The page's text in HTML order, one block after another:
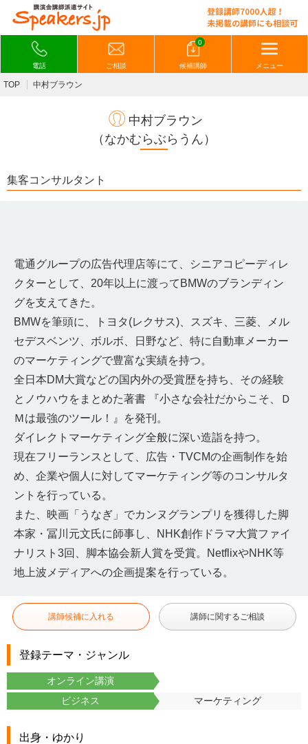
電話 ご相談
0
候補講師 メニュー
TOP 中村ブラウン
中村ブラウン
（なかむらぶらうん）
集客コンサルタント
電通グループの広告代理店等にて、シニアコピーディレ
クターとして、20年以上に渡ってBMWのブランディン
グを支えてきた。
BMWを筆頭に、トヨタ(レクサス)、スズキ、三菱、メル
セデスベンツ、ボルボ、日野など、特に自動車メーカー
のマーケティングで豊富な実績を持つ。
全日本DM大賞などの国内外の受賞歴を持ち、その経験
とノウハウ をまとめた著書 『小さな会社だからこそ、Ｄ
Ｍは最強のツール！』を発刊。
ダイレクトマーケティング全般に深い造詣を持つ。
現在フリーランスとして、広告・TVCMの企画制作を始
め、企業や個人に対してマーケティング等のコンサルタ
ントを行っている。
また、映画「うなぎ」でカンヌグランプリを獲得した脚
本家・冨川 元文氏に師事し、NHK創作ドラマ大賞ファイ
ナリスト3回、脚本協会新人賞を受賞。NetflixやNHK等
地上波メディアへの企画提案を行っている。
講師候補に入れる 講師に関するご相談
登録テーマ・ジャンル
オンライン講演
ビジネス
マーケティング
出身・ゆかり